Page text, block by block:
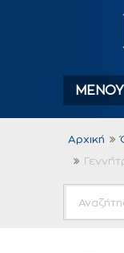
ΜΕΝΟΎ
Αρχική